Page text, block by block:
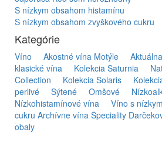
S nízkym obsahom histamínu
S nízkym obsahom zvyškového cukru
Kategórie
Víno Akostné vína Motýle
klasické vína
Kolekcia Saturnia
Collection
Kolekcia Solaris
perlivé
Sýtené Omšové
Nízkohistamínové vína
Víno s
cukru Archívne vína Špeciality
obaly